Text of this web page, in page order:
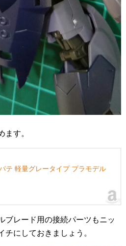
ます。
テ 軽量グレータイプ プラモデル
ブレード用の接続パーツもニッ
にしておきましょう。